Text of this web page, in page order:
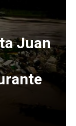
Juan